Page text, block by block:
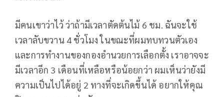
มีคนเขาว่าไว้ ว่าถ้ามีเวลาตัดต้นไม้ 6 ชม. ฉันจะใช้
เวลาลับขวาน 4 ชั่วโมง ในขณะที่ผมทบทวนตัวเอง
และการทำงานของกองอำนวยการเลือกตั้ง เราอาจจะ
มีเวลาอีก 3 เดือนที่เหลือหรือน้อยกว่า ผมเห็นว่ายังมี
ความเป็นไปได้อยู่ 2 ทางที่จะเกิดขึ้นได้ อยากให้คุณ